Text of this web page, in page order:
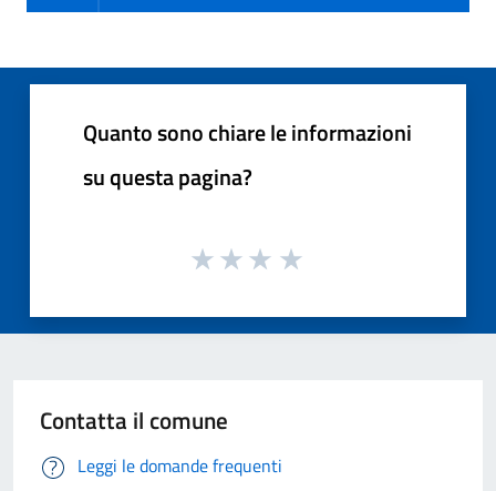
Quanto sono chiare le informazioni
su questa pagina?
Contatta il comune
Leggi le domande frequenti